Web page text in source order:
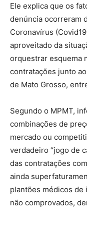
Ele explica que os
denúncia ocorreram
Coronavírus
aproveitado da
orquestrar esquema
contratações junto
de Mato Grosso,
Segundo o MPMT,
combinações de
mercado ou
verdadeiro “jogo de
das contratações
ainda
plantões médicos
não comprovados,